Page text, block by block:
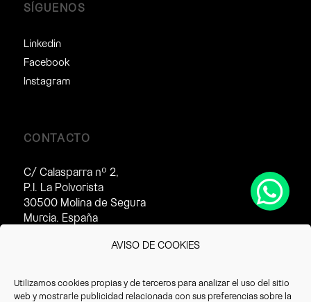
AVISO DE COOKIES
Utilizamos cookies propias y de terceros para analizar el uso del sitio
web y mostrarle publicidad relacionada con sus preferencias sobre la
SÍGUENOS
Linkedin
Facebook
Instagram
CONTACTO
C/ Calasparra nº 2,
P.I. La Polvorista
30500 Molina de Segura
Murcia. España
Horario de atención al cliente:
· Verano(15/07 – 15/09):